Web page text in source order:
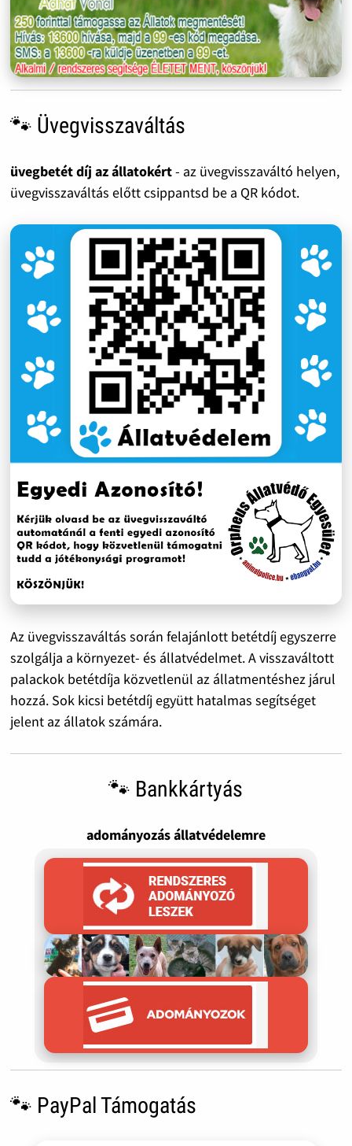
🐾 Üvegvisszaváltás
üvegbetét díj az állatokért- az üvegvisszaváltó helyen,
üvegvisszaváltás előtt csippantsd be a QR kódot.
Az üvegvisszaváltás során felajánlott betétdíj egyszerre
szolgálja a környezet- és állatvédelmet. A visszaváltott
palackok betétdíja közvetlenül az állatmentéshez járul
hozzá. Sok kicsi betétdíj együtt hatalmas segítséget
jelent az állatok számára.
🐾 Bankkártyás
adományozás állatvédelemre
🐾 PayPal Támogatás